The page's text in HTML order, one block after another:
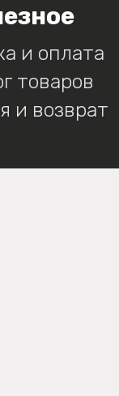
и оплата
товаров
и возврат